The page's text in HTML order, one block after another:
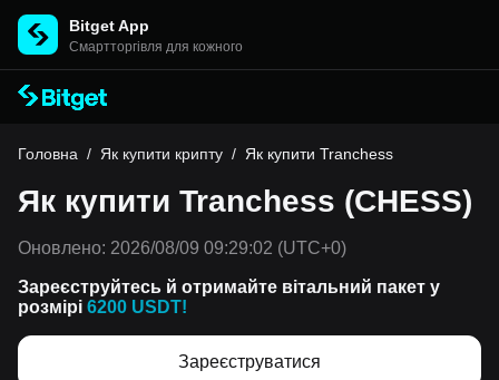
Bitget App
Cмартторгівля для кожного
Головна / Як купити крипту / Як купити Tranchess
Як купити Tranchess (CHESS)
Оновлено: 2026/08/09 09:29:02 (UTC+0)
Зареєструйтесь й отримайте вітальний пакет у
розмірі 6200 USDT!
Зареєструватися